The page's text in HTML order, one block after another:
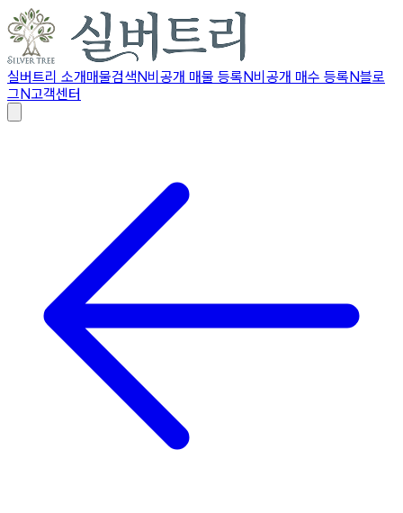
실버트리 소개매물검색N비공개 매물 등록N비공개 매수 등록N블로
그N고객센터